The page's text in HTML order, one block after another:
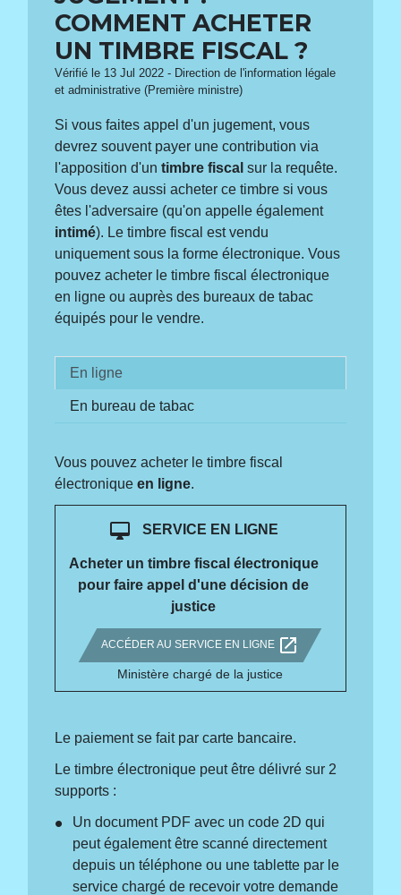
COMMENT ACHETER
UN TIMBRE FISCAL ?
Vérifié le 13 Jul 2022 - Direction de l'information légale
et administrative (Première ministre)
Si vous faites appel d'un jugement, vous
devrez souvent payer une contribution via
l'apposition d'untimbre fiscal sur la requête.
Vous devez aussi acheter ce timbre si vous
êtes l'adversaire (qu'on appelle également
intimé). Le timbre fiscal est vendu
uniquement sous la forme électronique. Vous
pouvez acheter le timbre fiscal électronique
en ligne ou auprès des bureaux de tabac
équipés pour le vendre.
En ligne
En bureau de tabac
Vous pouvez acheter le timbre fiscal
électroniqueen ligne.
desktop_mac SERVICE EN LIGNE
Acheter un timbre fiscal électronique
pour faire appel d'une décision de
justice
ACCÉDER AU SERVICE EN LIGNE open_in_new
Ministère chargé de la justice
Le paiement se fait par carte bancaire.
Le timbre électronique peut être délivré sur 2
supports :
Un document PDF avec un code 2D qui
peut également être scanné directement
depuis un téléphone ou une tablette par le
service chargé de recevoir votre demande